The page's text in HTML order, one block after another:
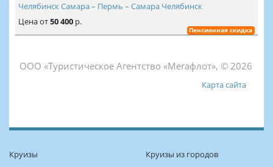
Челябинск Самара – Пермь – Самара Челябинск
Ценаот50 400р.
Пенсионная скидка
ООО «Туристическое Агентство «Мегафлот», © 2026
Карта сайта
Круизы
Круизы из городов